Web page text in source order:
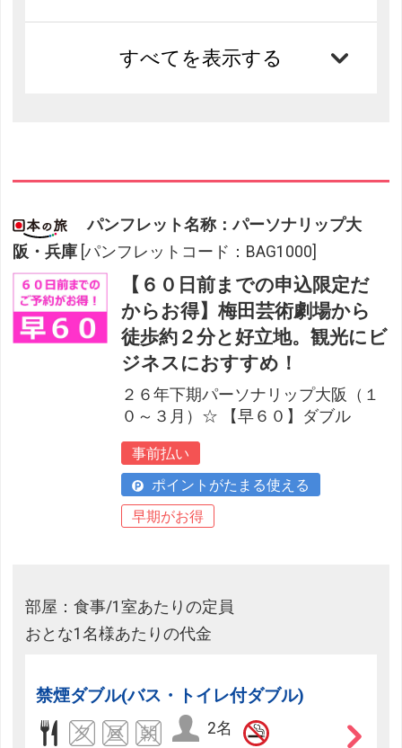
すべてを表示する
パンフレット名称：パーソナリップ大
阪・兵庫 [パンフレットコード：BAG1000]
【６０日前までの申込限定だ
からお得】梅田芸術劇場から
徒歩約２分と好立地。観光にビ
ジネスにおすすめ！
２６年下期パーソナリップ大阪（１
０～３月）☆ 【早６０】ダブル
事前払い
ポイントがたまる使える
早期がお得
部屋：食事/1室あたりの定員
おとな1名様あたりの代金
禁煙ダブル(バス・トイレ付ダブル)
2名